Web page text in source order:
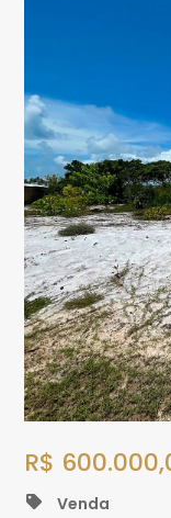
R$
Venda